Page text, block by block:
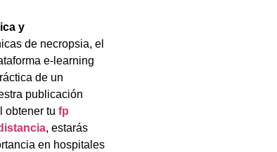
y
de necropsia, el
e-learning
de un
publicación
obtener tu fp
, estarás
en hospitales